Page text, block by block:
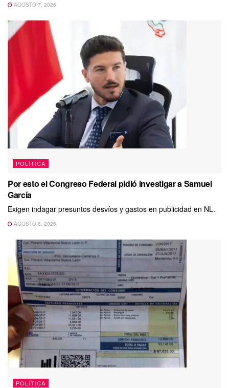
AGOSTO 7, 2026
POLÍTICA
Por esto el Congreso Federal pidió investigar a Samuel
García
Exigen indagar presuntos desvíos y gastos en publicidad en NL.
AGOSTO 6, 2026
POLÍTICA